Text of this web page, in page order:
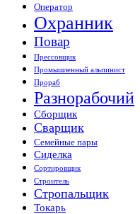
Оператор
Охранник
Повар
Прессовщик
Промышленный альпинист
Прораб
Разнорабочий
Сборщик
Сварщик
Семейные пары
Сиделка
Сортировщик
Строитель
Стропальщик
Токарь